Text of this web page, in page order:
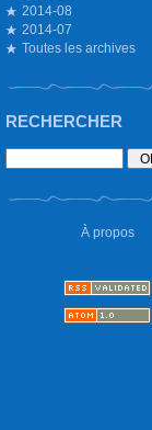
2014-08
2014-07
Toutes les archives
RECHERCHER
À propos